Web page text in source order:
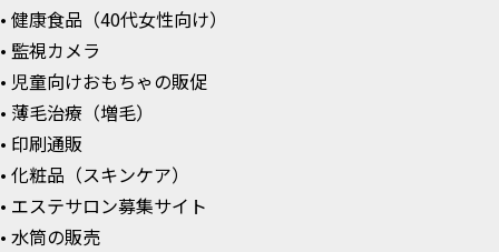
• 健康食品（40代女性向け）
• 監視カメラ
• 児童向けおもちゃの販促
• 薄毛治療（増毛）
• 印刷通販
• 化粧品（スキンケア）
• エステサロン募集サイト
• 水筒の販売